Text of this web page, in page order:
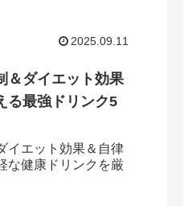
2025.09.11
＆ダイエット効果
る最強ドリンク5
イエット効果＆自律
な健康ドリンクを厳